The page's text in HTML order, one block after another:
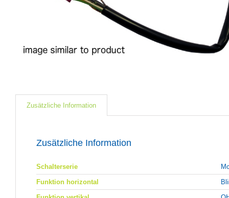
Zusätzliche Information
Zusätzliche Information
Schalterserie
Funktion horizontal